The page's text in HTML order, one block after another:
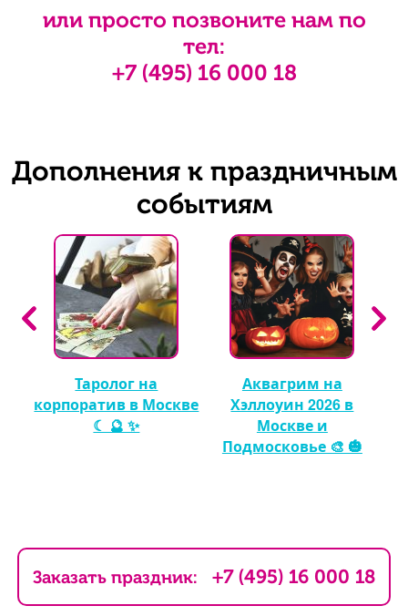
или просто позвоните нам по
тел:
+7 (495) 16 000 18
Дополнения к праздничным
событиям
Таролог на
корпоратив в Москве
☾ 🔮 ✨
Аквагрим на
Хэллоуин 2026 в
Москве и
Подмосковье 🎨 🎃
Заказать праздник: +7 (495) 16 000 18